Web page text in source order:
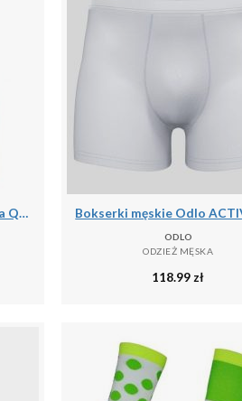
Wodoodporna kurtka zimowa Q36.5 Adventure
ODLO
ODZIEŻ MĘSKA
118.99 zł